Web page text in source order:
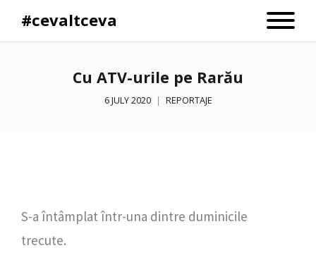
#cevaltceva
Cu ATV-urile pe Rarău
6 JULY 2020 REPORTAJE
S-a întâmplat într-una dintre duminicile
trecute.